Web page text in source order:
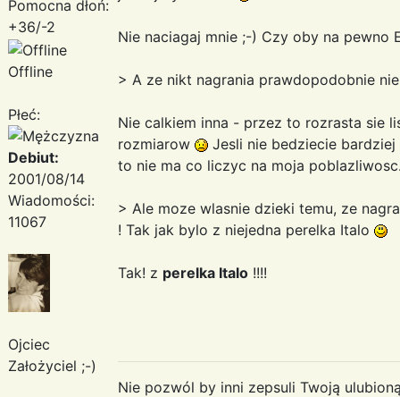
Pomocna dłoń:
+36/-2
Offline
Płeć:
Debiut:
2001/08/14
Wiadomości:
11067
Ojciec
Założyciel ;-)
Nie naciagaj mnie ;-) Czy oby na
> A ze nikt nagrania prawdopodobnie
Nie calkiem inna - przez to rozrasta sie
rozmiarow
Jesli nie bedziecie
to nie ma co liczyc na moja
> Ale moze wlasnie dzieki temu, ze
! Tak jak bylo z niejedna perelka Italo
Tak! z perelka Italo !!!!
Nie pozwól by inni zepsuli Twoją